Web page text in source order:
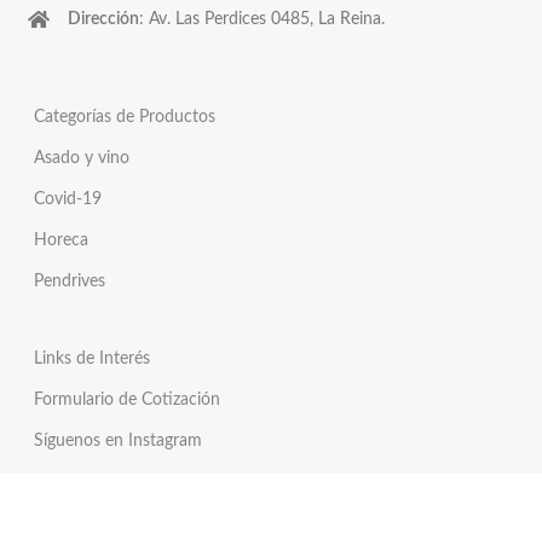
Dirección: Av. Las Perdices 0485, La Reina.
Categorías de Productos
Asado y vino
Covid-19
Horeca
Pendrives
Links de Interés
Formulario de Cotización
Síguenos en Instagram